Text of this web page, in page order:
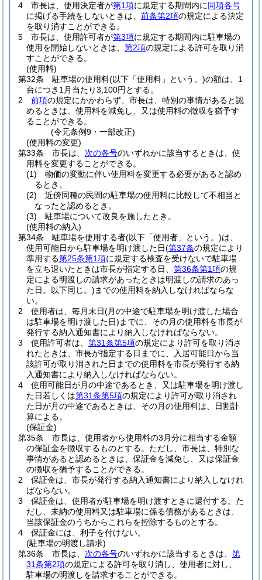
4
市長は、使用決定者が第1項に規定する期間内に同項各号
に掲げる手続をしないときは、 前条第2項の規定による決定
を取り消すことができる。
5
市長は、使用許可者が第3項に規定する期間内に駐車場の
使用を開始しないときは、 第2項の規定による許可を取り消
すことができる。
(使用料)
第32条
駐車場の使用料(以下「使用料」という。)の額は、1
台につき1月当たり3,100円とする。
2
前項の規定にかかわらず、市長は、特別の事情があると認
めるときは、使用料を減免し、又は使用料の徴収を猶予す
ることができる。
(令元条例9・一部改正)
(使用料の変更)
第33条
市長は、 次の各号のいずれかに該当するときは、使
用料を変更することができる。
(1)
物価の変動に伴い使用料を変更する必要があると認め
るとき。
(2)
近傍同種の民間の駐車場の使用料に比較して不相当と
なったと認めるとき。
(3)
駐車場について改良を施したとき。
(使用料の納入)
第34条
駐車場を使用する者(以下「使用者」という。)は、
使用可能日から駐車場を明け渡した日(第37条の規定により
準用する第25条第1項に規定する検査を受けないで駐車場
を立ち退いたときは市長が指定する日、 第36条第1項の規
定による明渡しの請求があったときは明渡しの請求のあっ
た日。以下同じ。) までの使用料を納入しなければならな
い。
2
使用者は、毎月末日(月の中途で駐車場を明け渡した場合
は駐車場を明け渡した日) までに、その月の使用料を市長が
発行する納入通知書により納入しなければならない。
3
使用許可者は、 第31条第5項の規定により許可を取り消さ
れたときは、市長が指定する日までに、入居可能日から当
該許可が取り消された日までの使用料を市長が発行する納
入通知書により納入しなければならない。
4
使用可能日が月の中途であるとき、又は駐車場を明け渡し
た日若しくは第31条第5項の規定により許可が取り消され
た日が月の中途であるときは、その月の使用料は、日割計
算による。
(保証金)
第35条
市長は、使用者から使用料の3月分に相当する金額
の保証金を徴収するものとする。 ただし、市長は、特別な
事情があると認めるときは、保証金を減免し、又は保証金
の徴収を猶予することができる。
2
保証金は、市長が発行する納入通知書により納入しなけれ
ばならない。
3
保証金は、使用者が駐車場を明け渡すときに還付する。 た
だし、未納の使用料又は駐車場に係る債務があるときは、
当該保証金のうちからこれらを控除するものとする。
4
保証金には、利子を付けない。
(駐車場の明渡し請求)
第36条
市長は、 次の各号のいずれかに該当するときは、 第
31条第2項の規定による許可を取り消し、使用者に対し、
駐車場の明渡しを請求することができる。